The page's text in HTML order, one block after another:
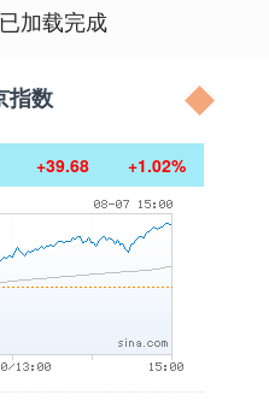
加载完成
指数
+39.68 +1.02%